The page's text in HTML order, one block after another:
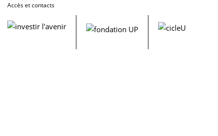
Accès et contacts